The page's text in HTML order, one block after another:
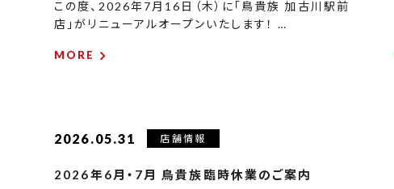
この度、2026年7月16日（木）に「鳥貴族 加古川駅前
店」がリニューアルオープンいたします！ …
MORE
2026.05.31 店舗情報
2026年6月・7月 鳥貴族臨時休業のご案内